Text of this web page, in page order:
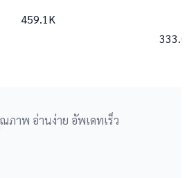
459.1K
ภาพ อ่านง่าย อัพเดทเร็ว